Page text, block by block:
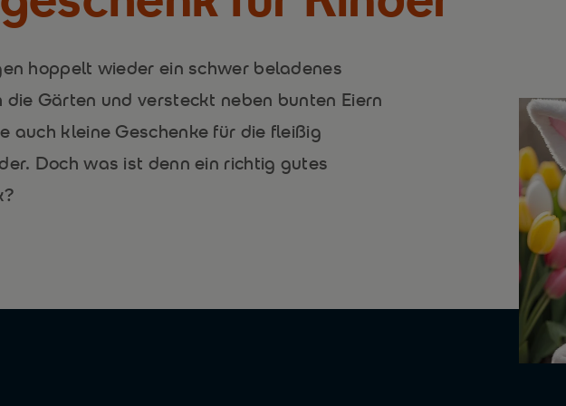
hoppelt wieder ein schwer beladenes
die Gärten und versteckt neben bunten Eiern
auch kleine Geschenke für die fleißig
Doch was ist denn ein richtig gutes